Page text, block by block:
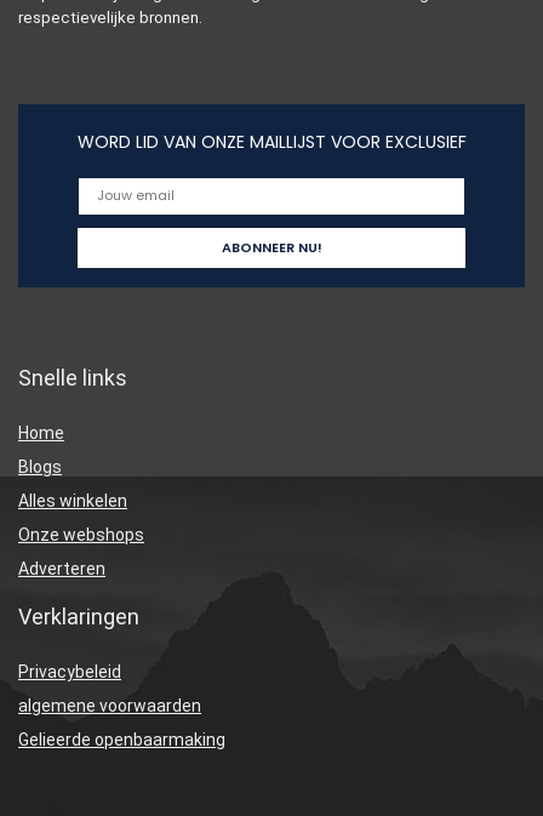
respectievelijke bronnen.
WORD LID VAN ONZE MAILLIJST VOOR EXCLUSIEF
Snelle links
Home
Blogs
Alles winkelen
Onze webshops
Adverteren
Verklaringen
Privacybeleid
algemene voorwaarden
Gelieerde openbaarmaking